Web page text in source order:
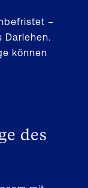
–
Darlehen.
können
des